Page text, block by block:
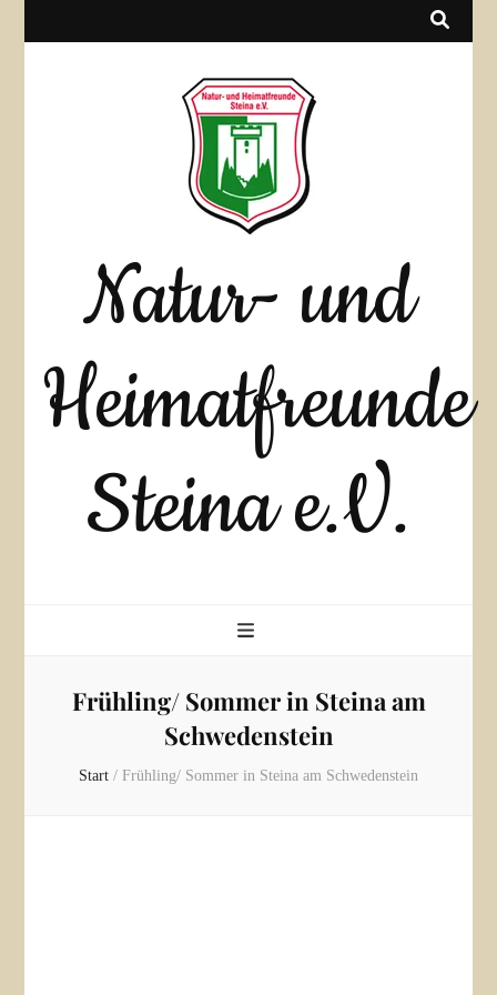
Natur- und
Heimatfreunde
Steina e.V.
Frühling/ Sommer in Steina am
Schwedenstein
Start / Frühling/ Sommer in Steina am Schwedenstein